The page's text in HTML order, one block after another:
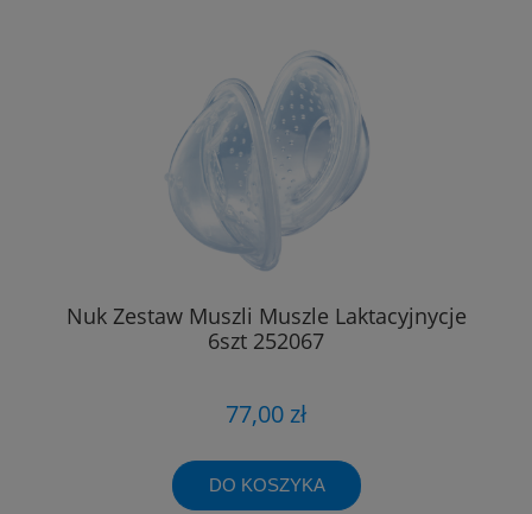
Nuk Zestaw Muszli Muszle Laktacyjnycje
6szt 252067
77,00 zł
DO KOSZYKA